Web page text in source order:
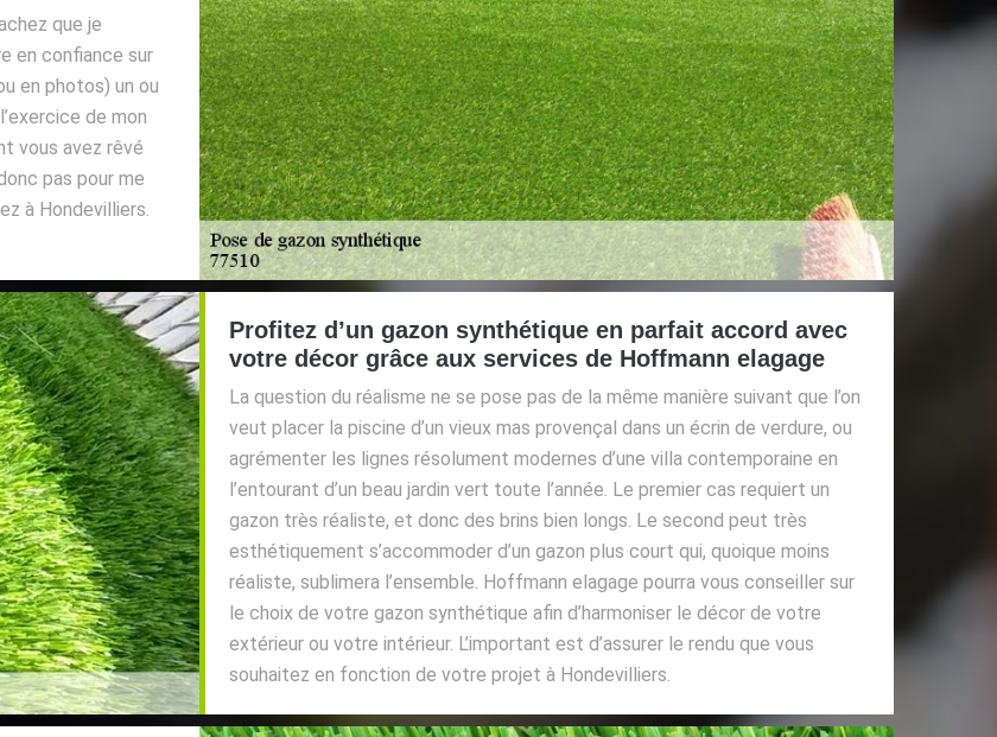
que je
en confiance sur
en photos) un ou
de mon
vous avez rêvé
pas pour me
à Hondevilliers.
Profitez d’un gazon synthétique en parfait accord avec
votre décor grâce aux services de Hoffmann elagage
La question du réalisme ne se pose pas de la même manière suivant que l’on
veut placer la piscine d’un vieux mas provençal dans un écrin de verdure, ou
agrémenter les lignes résolument modernes d’une villa contemporaine en
l’entourant d’un beau jardin vert toute l’année. Le premier cas requiert un
gazon très réaliste, et donc des brins bien longs. Le second peut très
esthétiquement s’accommoder d’un gazon plus court qui, quoique moins
réaliste, sublimera l’ensemble. Hoffmann elagage pourra vous conseiller sur
le choix de votre gazon synthétique afin d’harmoniser le décor de votre
extérieur ou votre intérieur. L’important est d’assurer le rendu que vous
souhaitez en fonction de votre projet à Hondevilliers.